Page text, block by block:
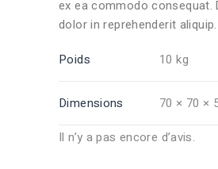
ex ea commodo consequat.
dolor in reprehenderit aliquip.
Poids 10 kg
Dimensions
70 × 70 ×
Il n’y a pas encore d’avis.